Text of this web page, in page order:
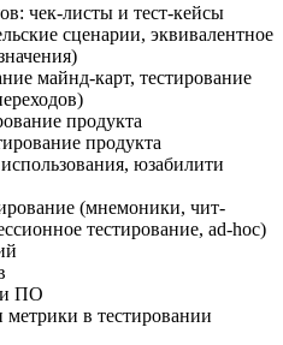
чек-листы и тест-кейсы
сценарии, эквивалентное
майнд-карт, тестирование
продукта
продукта
юзабилити
(мнемоники, чит-
тестирование, ad-hoc)
ПО
метрики в тестировании